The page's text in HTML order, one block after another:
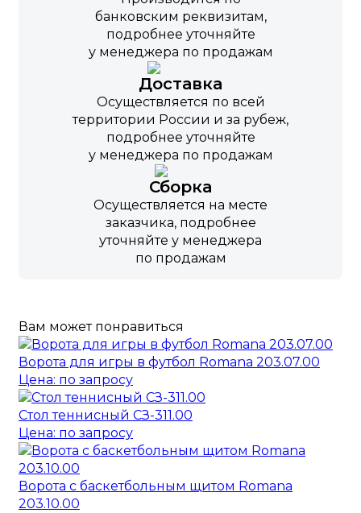
банковским реквизитам,
подробнее уточняйте
у менеджера по продажам
Доставка
Осуществляется по всей
территории России и за рубеж,
подробнее уточняйте
у менеджера по продажам
Сборка
Осуществляется на месте
заказчика, подробнее
уточняйте у менеджера
по продажам
Вам может понравиться
Ворота для игры в футбол Romana 203.07.00
Цена: по запросу
Стол теннисный СЗ-311.00
Цена: по запросу
Ворота с баскетбольным щитом Romana
203.10.00